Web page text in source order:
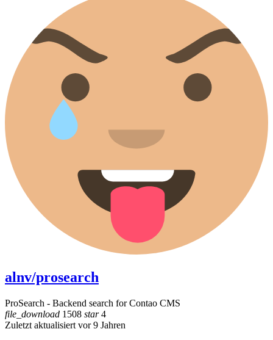
alnv/prosearch
ProSearch - Backend search for Contao CMS
file_download 1508 star4
Zuletzt aktualisiert vor 9 Jahren